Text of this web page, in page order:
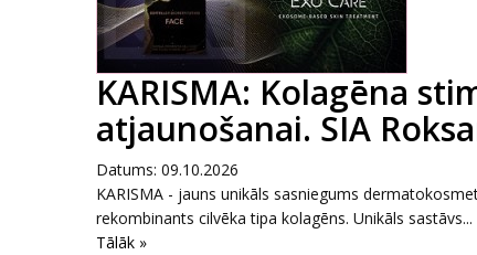
KARISMA: Kolagēna
atjaunošanai. SIA
Datums: 09.10.2026
KARISMA - jauns unikāls sasniegums
rekombinants cilvēka tipa kolagēns. Unikāls sastāvs...
Tālāk »